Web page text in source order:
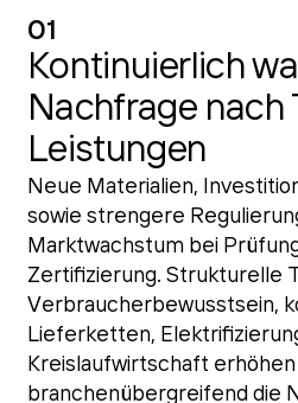
01
Kontinuierlich
Nachfrage nach
Leistungen
Neue Materialien,
sowie strengere
Marktwachstum bei
Zertifizierung. Strukturelle
Verbraucherbewusstsein,
Lieferketten,
Kreislaufwirtschaft erhöhen
branchenübergreifend die